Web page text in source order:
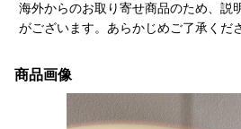
海外からのお取り寄せ商品のため、説
がございます。あらかじめご了承くだ
商品画像